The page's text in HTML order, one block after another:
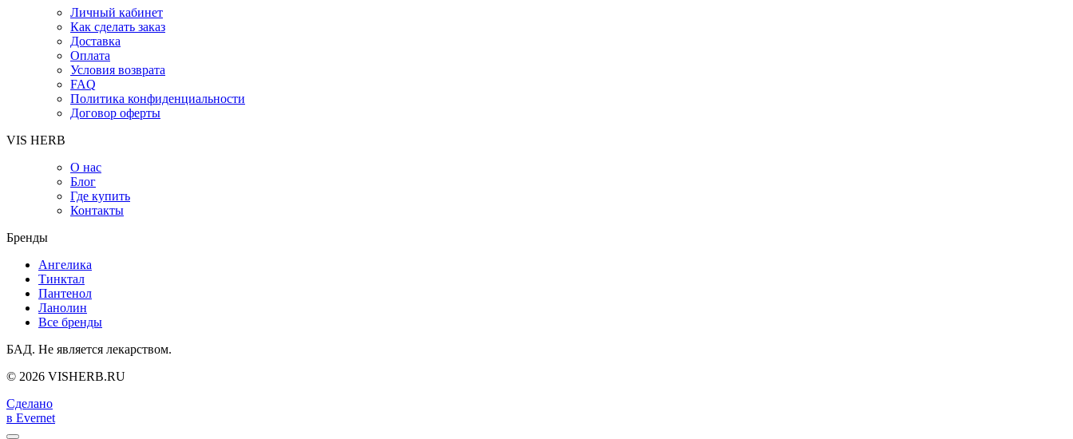
Личный кабинет
Как сделать заказ
Доставка
Оплата
Условия возврата
FAQ
Политика конфиденциальности
Договор оферты
VIS HERB
О нас
Блог
Где купить
Контакты
Бренды
Ангелика
Тинктал
Пантенол
Ланолин
Все бренды
БАД. Не является лекарством.
© 2026 VISHERB.RU
Сделано
в Evernet